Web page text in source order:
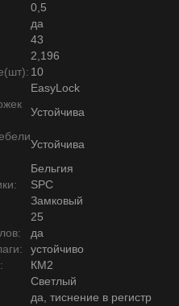
0,5
да
43
2,196
10
EasyLock
Устойчива
Устойчива
Бельгия
SPC
Замковый
25
да
устойчиво
КМ2
Светлый
да, тиснение в регистр